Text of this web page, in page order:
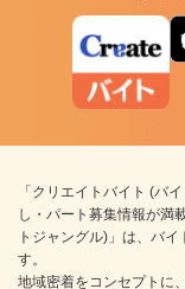
「クリエイトバイト (バ
し・パート募集情報が満
トジャングル)」は、バ
す。
地域密着をコンセプトに